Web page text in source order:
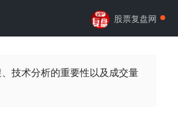
技术分析的重要性以及成交量
股票复盘网